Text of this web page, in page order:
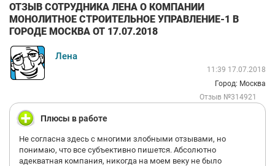
ОТЗЫВ СОТРУДНИКА ЛЕНА О КОМПАНИИ
МОНОЛИТНОЕ СТРОИТЕЛЬНОЕ УПРАВЛЕНИЕ-1 В
ГОРОДЕ МОСКВА ОТ 17.07.2018
Лена
11:39 17.07.2018
Город: Москва
Отзыв №314921
Плюсы в работе
Не согласна здесь с многими злобными отзывами, но
понимаю, что все субъективно пишется. Абсолютно
адекватная компания, никогда на моем веку не было